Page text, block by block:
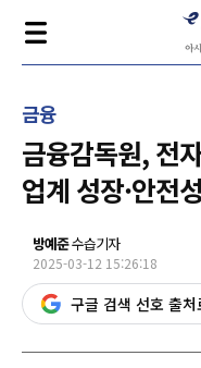
금융
금융감독원, 전
업계 성장·안전
방예준수습기자
2025-03-12 15:26:18
구글 검색 선호 출